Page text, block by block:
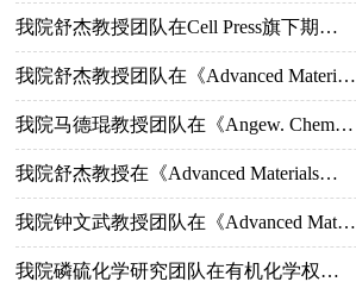
我院舒杰教授团队在Cell Press旗下期刊《Matter》发表研究论文
我院舒杰教授团队在《Advanced Materials》发表最新研究成果
我院马德琨教授团队在《Angew. Chem. Int. Ed.》上发表研究成果
我院舒杰教授在《Advanced Materials》发表研究成果
我院钟文武教授团队在《Advanced Materials》发表最新研究成果
我院磷硫化学研究团队在有机化学权威期刊《Organic Letters》、《The Journal Organic Chemistry》以及《Tetrahedron Letters》发表系列论文